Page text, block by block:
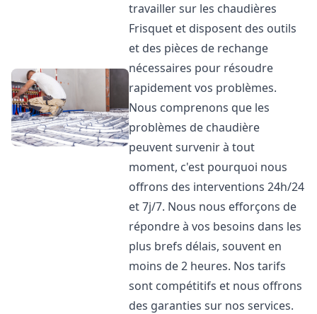
travailler sur les chaudières
Frisquet et disposent des outils
et des pièces de rechange
nécessaires pour résoudre
rapidement vos problèmes.
Nous comprenons que les
problèmes de chaudière
peuvent survenir à tout
moment, c'est pourquoi nous
offrons des interventions 24h/24
et 7j/7. Nous nous efforçons de
répondre à vos besoins dans les
plus brefs délais, souvent en
moins de 2 heures. Nos tarifs
sont compétitifs et nous offrons
des garanties sur nos services.